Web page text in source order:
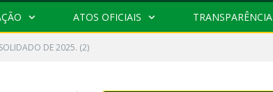
ATOS OFICIAIS TRANSPARÊNCIA
DE 2025. (2)